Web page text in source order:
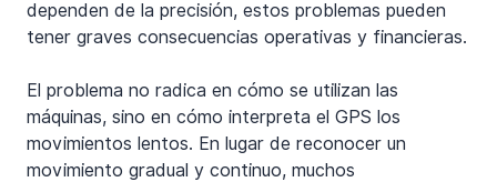
dependen de la precisión, estos problemas pueden
tener graves consecuencias operativas y financieras.
El problema no radica en cómo se utilizan las
máquinas, sino en cómo interpreta el GPS los
movimientos lentos. En lugar de reconocer un
movimiento gradual y continuo, muchos